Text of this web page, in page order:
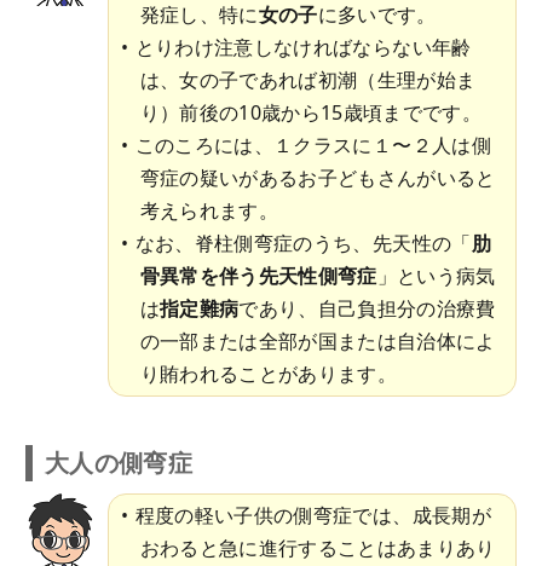
発症し、特に女の子に多いです。
とりわけ注意しなければならない年齢
は、女の子であれば初潮（生理が始ま
り）前後の10歳から15歳頃までです。
このころには、１クラスに１〜２人は側
弯症の疑いがあるお子どもさんがいると
考えられます。
なお、脊柱側弯症のうち、先天性の「肋
骨異常を伴う先天性側弯症 」という病気
は指定難病であり、自己負担分の治療費
の一部または全部が国または自治体によ
り賄われることがあります。
大人の側弯症
程度の軽い子供の側弯症では、成長期が
おわると急に進行することはあまりあり